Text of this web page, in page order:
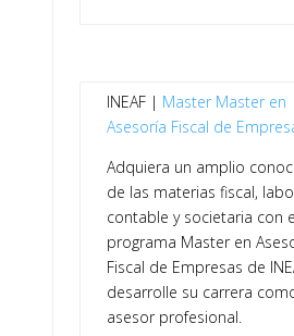
INEAF | Master Master en
Asesoría Fiscal de
Adquiera un amplio
de las materias fiscal,
contable y societaria con
programa Master en
Fiscal de Empresas de
desarrolle su carrera
asesor profesional.